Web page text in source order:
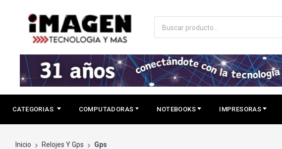
CATEGORIAS COMPUTADORAS NOTEBOOKS IMPRESORAS
Inicio Relojes Y Gps Gps